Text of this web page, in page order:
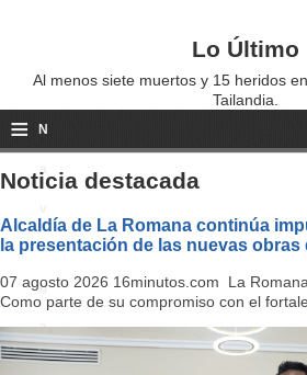
Lo Último
Al menos siete muertos y 15 heridos
Tailandia.
≡ N
a
i
g
a
ti
Noticia destacada
Alcaldía de La Romana continúa
la presentación de las nuevas obras
07 agosto 2026 16minutos.com La
Como parte de su compromiso con el